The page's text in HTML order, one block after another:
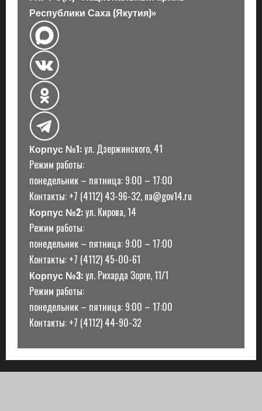
Республики Саха (Якутия)»
Корпус №1:ул. Дзержинского, 41
Режим работы:
понедельник – пятница: 9:00 – 17:00
Контакты: +7 (4112) 43-96-32, na@gov14.ru
Корпус №2:ул. Кирова, 14
Режим работы:
понедельник – пятница: 9:00 – 17:00
Контакты: +7 (4112) 45-00-61
Корпус №3:ул. Рихарда Зорге, 11/1
Режим работы:
понедельник – пятница: 9:00 – 17:00
Контакты: +7 (4112) 44-90-32